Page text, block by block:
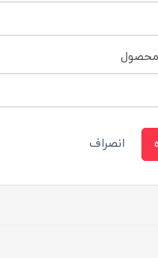
محصول
انصراف